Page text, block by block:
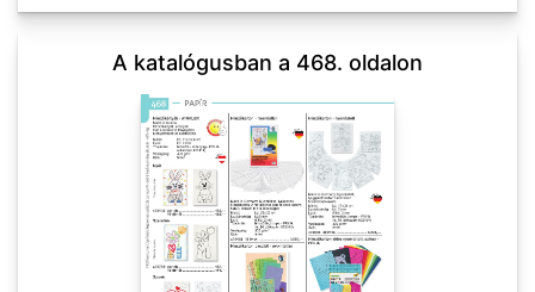
A katalógusban a 468. oldalon